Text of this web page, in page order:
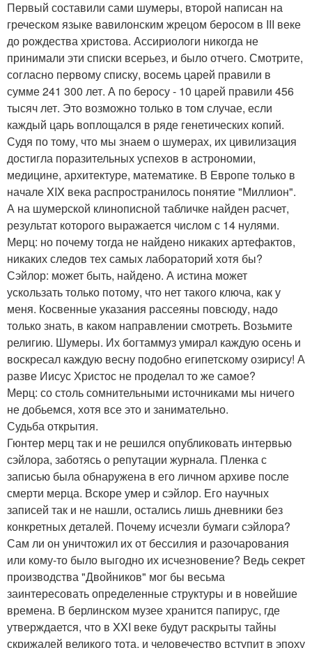
Первый составили сами шумеры, второй написан на
греческом языке вавилонским жрецом беросом в III веке
до рождества христова. Ассириологи никогда не
принимали эти списки всерьез, и было отчего. Смотрите,
согласно первому списку, восемь царей правили в
сумме 241 300 лет. А по беросу - 10 царей правили 456
тысяч лет. Это возможно только в том случае, если
каждый царь воплощался в ряде генетических копий.
Судя по тому, что мы знаем о шумерах, их цивилизация
достигла поразительных успехов в астрономии,
медицине, архитектуре, математике. В Европе только в
начале XIX века распространилось понятие "Миллион".
А на шумерской клинописной табличке найден расчет,
результат которого выражается числом с 14 нулями.
Мерц: но почему тогда не найдено никаких артефактов,
никаких следов тех самых лабораторий хотя бы?
Сэйлор: может быть, найдено. А истина может
ускользать только потому, что нет такого ключа, как у
меня. Косвенные указания рассеяны повсюду, надо
только знать, в каком направлении смотреть. Возьмите
религию. Шумеры. Их богтаммуз умирал каждую осень и
воскресал каждую весну подобно египетскому озирису! А
разве Иисус Христос не проделал то же самое?
Мерц: со столь сомнительными источниками мы ничего
не добьемся, хотя все это и занимательно.
Судьба открытия.
Гюнтер мерц так и не решился опубликовать интервью
сэйлора, заботясь о репутации журнала. Пленка с
записью была обнаружена в его личном архиве после
смерти мерца. Вскоре умер и сэйлор. Его научных
записей так и не нашли, остались лишь дневники без
конкретных деталей. Почему исчезли бумаги сэйлора?
Сам ли он уничтожил их от бессилия и разочарования
или кому-то было выгодно их исчезновение? Ведь секрет
производства "Двойников" мог бы весьма
заинтересовать определенные структуры и в новейшие
времена. В берлинском музее хранится папирус, где
утверждается, что в XXI веке будут раскрыты тайны
скрижалей великого тота, и человечество вступит в эпоху